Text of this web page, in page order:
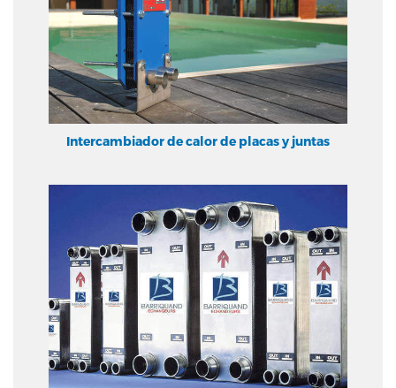
Intercambiador de calor de placas y juntas